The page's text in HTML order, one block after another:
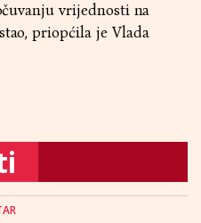
vrijednosti na
priopćila je Vlada